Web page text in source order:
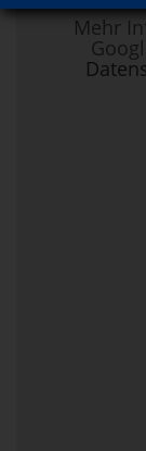
Mehr